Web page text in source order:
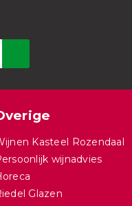
Kasteel Rozendaal
wijnadvies
Glazen